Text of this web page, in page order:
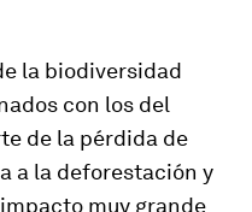
la biodiversidad
con los del
de la pérdida de
a la deforestación y
muy grande